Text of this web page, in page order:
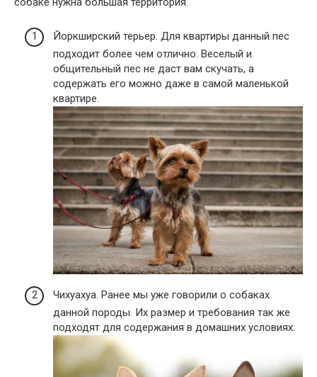
Йоркширский терьер. Для квартиры данный пес
подходит более чем отлично. Веселый и
общительный пес не даст вам скучать, а
содержать его можно даже в самой маленькой
квартире.
Чихуахуа. Ранее мы уже говорили о собаках
данной породы. Их размер и требования так же
подходят для содержания в домашних условиях.